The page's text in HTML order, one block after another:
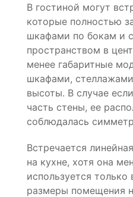
В гостиной могут
которые полностью
шкафами по бокам и
пространством в
менее габаритные
шкафами,
высоты. В случае
часть стены, ее
соблюдалась
Встречается
на кухне, хотя она
используется
размеры помещения